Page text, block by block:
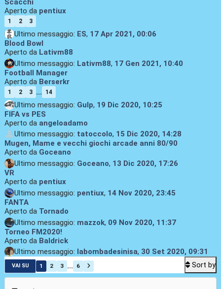
Scacchi
Aperto da pentiux
1 2 3
Ultimo messaggio: ES, 17 Apr 2021, 00:06
Blood Bowl
Aperto da Lativm88
Ultimo messaggio: Lativm88, 17 Gen 2021, 10:40
Football Manager
Aperto da Berserkr
1 2 3 ... 14
Ultimo messaggio: Gulp, 19 Dic 2020, 10:25
FIFA vs PES
Aperto da angeloadamo
Ultimo messaggio: tatoccolo, 15 Dic 2020, 14:28
Mugen, Mame e vecchi giochi arcade anni 80/90
Aperto da Goceano
Ultimo messaggio: Goceano, 13 Dic 2020, 17:26
VR
Aperto da pentiux
Ultimo messaggio: pentiux, 14 Nov 2020, 23:45
FANTA
Aperto da Tornado
Ultimo messaggio: mazzok, 09 Nov 2020, 11:37
Torneo FM2020!
Aperto da Baldrick
Ultimo messaggio: labombadesinisa, 30 Set 2020, 09:31
VAI SU 1 2 3 ... 6 Sort by